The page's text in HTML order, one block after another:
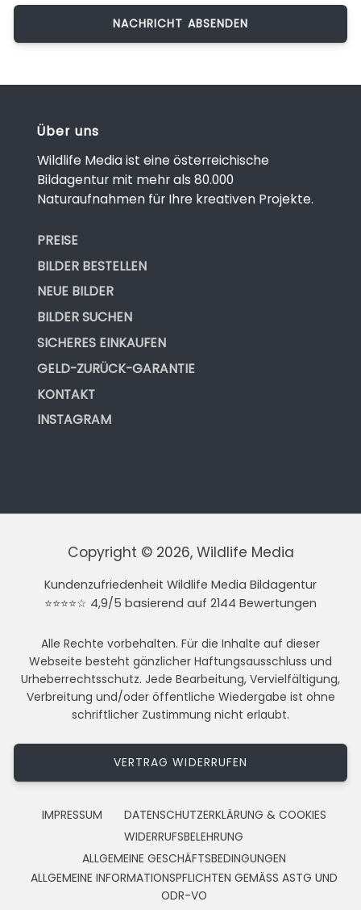
Über uns
Wildlife Media ist eine österreichische
Bildagentur mit mehr als 80.000
Naturaufnahmen für Ihre kreativen Projekte.
PREISE
BILDER BESTELLEN
NEUE BILDER
BILDER SUCHEN
SICHERES EINKAUFEN
GELD-ZURÜCK-GARANTIE
KONTAKT
INSTAGRAM
Copyright © 2026, Wildlife Media
Kundenzufriedenheit Wildlife Media Bildagentur
⭐⭐⭐⭐☆ 4,9/5 basierend auf 2144 Bewertungen
Alle Rechte vorbehalten. Für die Inhalte auf dieser
Webseite besteht gänzlicher Haftungsausschluss und
Urheberrechtsschutz. Jede Bearbeitung, Vervielfältigung,
Verbreitung und/oder öffentliche Wiedergabe ist ohne
schriftlicher Zustimmung nicht erlaubt.
VERTRAG WIDERRUFEN
IMPRESSUM
DATENSCHUTZERKLÄRUNG & COOKIES
WIDERRUFSBELEHRUNG
ALLGEMEINE GESCHÄFTSBEDINGUNGEN
ALLGEMEINE INFORMATIONSPFLICHTEN GEMÄSS ASTG UND
ODR-VO